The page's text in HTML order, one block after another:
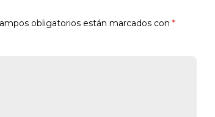
obligatorios están marcados con *